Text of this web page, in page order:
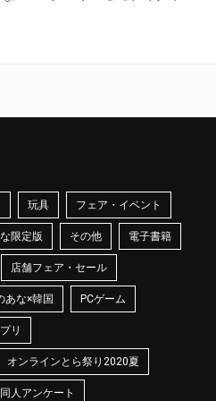
玩具 フェア・イベント
限定版 その他 電子書籍
店舗フェア・セール
あな×韓国 PCゲーム
リ
オンラインとら祭り2020夏
同人アンケート